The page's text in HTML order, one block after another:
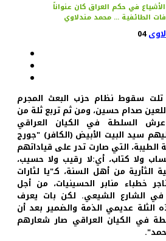
في حكم العراق كان عنواناً
الطائفية ... محمد مندلاوي
تلت سقوط نظام حزب البعث المجرم
صدام حسين، ومن ثم تربع ثلة من
عرش السلطة في الكيان العراقي
سيد البيت الأبيض (الكافر) "جورج
الطيبة، التي صارت تدر على قياداتهم
ولا كتاب، أي:لا رقيب ولا حسيب،
الثأرية من أهل السنة، كـ"يا لثارات
خطباء منابر الحسينيات، من أجل
الشارع الشيعي. لكن بات يعرف
الثلة عديمي الذمة والضمير بعد أن
في الكيان العراقي صار شعارهم